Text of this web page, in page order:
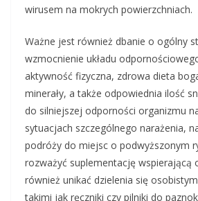
wirusem na mokrych powierzchniach.
Ważne jest również dbanie o ogólny
wzmocnienie układu
aktywność fizyczna, zdrowa dieta
minerały, a także odpowiednia ilość
do silniejszej odporności organizmu
sytuacjach szczególnego narażenia,
podróży do miejsc o podwyższonym
rozważyć suplementację wspierającą
również unikać dzielenia się
takimi jak ręczniki czy pilniki do